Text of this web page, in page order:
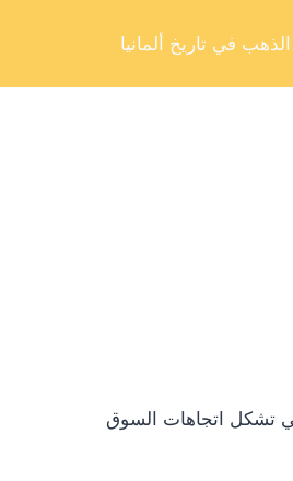
في تاريخ ألمانيا
تشكل اتجاهات السوق